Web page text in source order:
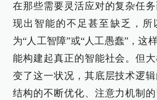
在那些需要灵活应对的复杂任
现出智能的不足甚至缺乏，所
为“人工智障”或“人工愚蠢”，这
能构建起真正的智能社会。但
变了这一状况，其底层技术逻
结构的不断优化、注意力机制